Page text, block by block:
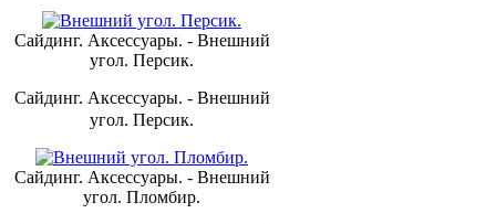
Сайдинг. Аксессуары. - Внешний
угол. Персик.
Сайдинг. Аксессуары. - Внешний
угол. Персик.
Сайдинг. Аксессуары. - Внешний
угол. Пломбир.